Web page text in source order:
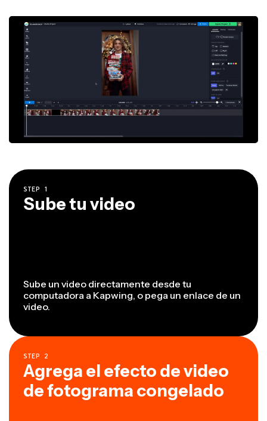
STEP 1
Sube tu video
Sube un video directamente desde tu
computadora a Kapwing, o pega un enlace de un
video.
STEP 2
Agrega el efecto de video
de fotograma congelado